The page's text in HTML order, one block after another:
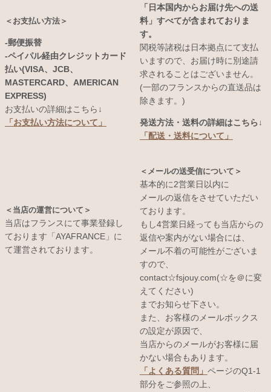
＜お支払い方法＞
-郵便振替
-ペイパル経由クレジットカード
払い(VISA、JCB、
MASTERCARD、AMERICAN
EXPRESS)
お支払いの詳細はこちら↓
「お支払い方法について」
＜当店の運営について＞
当店はフランスにて事業登録し
ております「AYAFRANCE」に
て運営されております。
「日本国内からお届け先への送
料」すべてが含まれておりま
す。
関税等諸税は日本拠点にて支払
いますので、お届け時に別途請
求されることはございません。
(一部のフランスからの直送品は
除きます。)
発送方法・送料の詳細はこちら↓
「配送・送料について」
＜メールの送受信について＞
基本的に2営業日以内に
メールの返信をさせていただい
ております。
もし4営業日経っても当店からの
返信や案内がない場合には、
メール不着の可能性がございま
すので、
contact☆fsjouy.com(☆を＠に変
えてください)
までお知らせ下さい。
また、お客様のメールボックス
の設定が原因で、
当店からのメールがお客様に届
かない場合もあります。
「よくある質問」 ページのQ1-1
部分をご参照の上、